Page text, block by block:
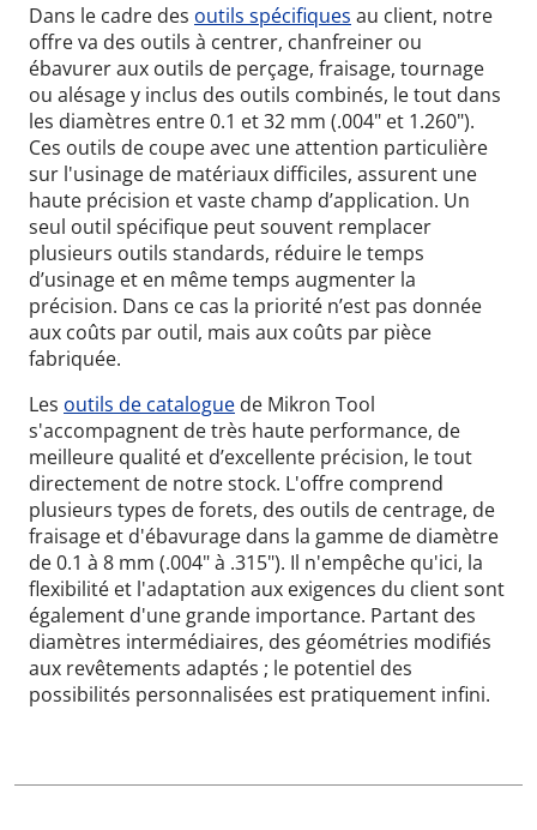
Dans le cadre des outils spécifiques au client, notre
offre va des outils à centrer, chanfreiner ou
ébavurer aux outils de perçage, fraisage, tournage
ou alésage y inclus des outils combinés, le tout dans
les diamètres entre 0.1 et 32 mm (.004" et 1.260").
Ces outils de coupe avec une attention particulière
sur l'usinage de matériaux difficiles, assurent une
haute précision et vaste champ d’application. Un
seul outil spécifique peut souvent remplacer
plusieurs outils standards, réduire le temps
d’usinage et en même temps augmenter la
précision. Dans ce cas la priorité n’est pas donnée
aux coûts par outil, mais aux coûts par pièce
fabriquée.
Les outils de catalogue de Mikron Tool
s'accompagnent de très haute performance, de
meilleure qualité et d’excellente précision, le tout
directement de notre stock. L'offre comprend
plusieurs types de forets, des outils de centrage, de
fraisage et d'ébavurage dans la gamme de diamètre
de 0.1 à 8 mm (.004" à .315"). Il n'empêche qu'ici, la
flexibilité et l'adaptation aux exigences du client sont
également d'une grande importance. Partant des
diamètres intermédiaires, des géométries modifiés
aux revêtements adaptés ; le potentiel des
possibilités personnalisées est pratiquement infini.